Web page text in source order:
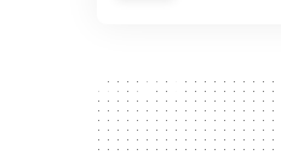
300 x 250